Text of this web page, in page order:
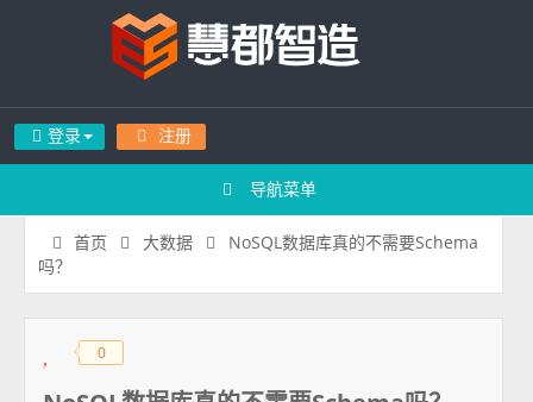
登录 注册
导航菜单
首页 大数据
NoSQL数据库真的不需要Schema
吗？
◆◆ 0